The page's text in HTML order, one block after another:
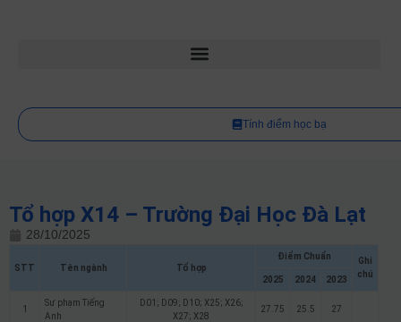
Tính điểm học bạ
Tổ hợp X14 – Trường Đại Học Đà Lạt
28/10/2025
STT Tên ngành Tổ hợp
Điểm Chuẩn
Ghi
chú
2025 2024 2023
1
Sư phạm Tiếng
Anh
D01; D09; D10; X25; X26;
X27; X28
27.75 25.5 27